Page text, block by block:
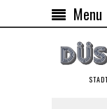
Menu